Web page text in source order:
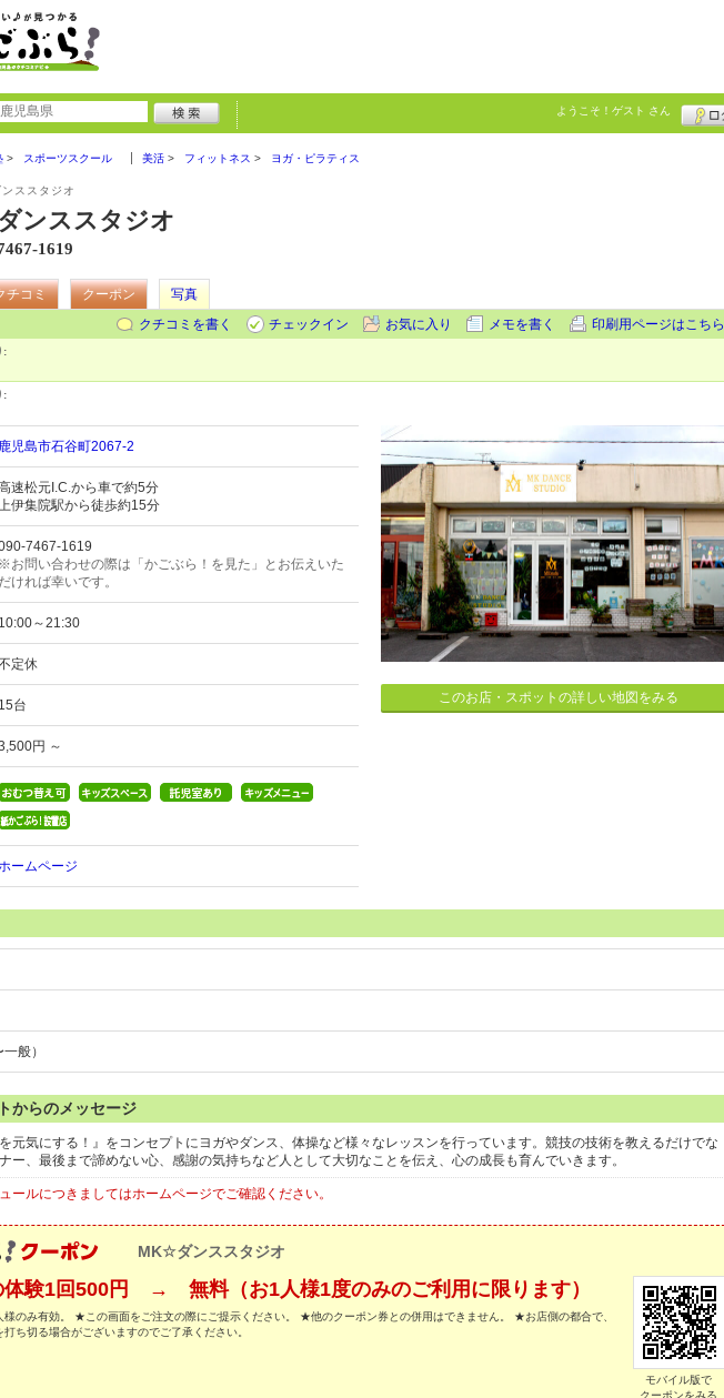
ようこそ！ ゲスト さん
スポーツスクール 美活 フィットネス ヨガ・ピラティス
ススタジオ
ンススタジオ
1619
チコミ クーポン
写真
クチコミを書く
チェックイン お気に入り メモを書く 印刷用ページはこちら
:
:
鹿児島市石谷町2067-2
速松元I.C.から車で約5分
伊集院駅から徒歩約15分
7467-1619
※お問い合わせの際は「かごぶら！を見た」とお伝えいた
だければ幸いです。
10:00～21:30
定休
15台
円 ～
ームページ
このお店・スポットの詳しい地図をみる
般）
からのメッセージ
を元気にする！』をコンセプトにヨガやダンス、体操など様々なレッスンを行っています。競技の技術を教えるだけでな
ー、最後まで諦めない心、感謝の気持ちなど人として大切なことを伝え、心の成長も育んでいきます。
ールにつきましてはホームページでご確認ください。
MK☆ダンススタジオ
体験1回500円 → 無料（お1人様1度のみのご利用に限ります）
のみ有効。 ★この画面をご注文の際にご提示ください。 ★他のクーポン券との併用はできません。 ★お店側の都合で、
ち切る場合がございますのでご了承ください。
モバイル版で
クーポンをみる